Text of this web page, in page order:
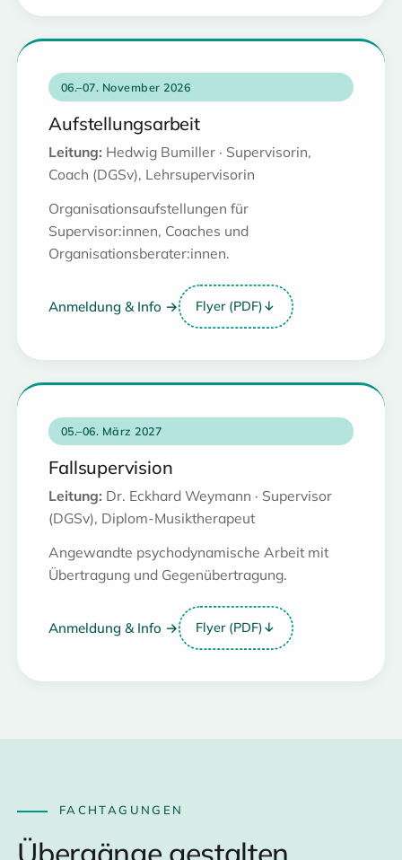
06.–07. November 2026
Aufstellungsarbeit
Leitung: Hedwig Bumiller · Supervisorin,
Coach (DGSv), Lehrsupervisorin
Organisationsaufstellungen für
Supervisor:innen, Coaches und
Organisationsberater:innen.
Anmeldung & Info → Flyer (PDF)↓
05.–06. März 2027
Fallsupervision
Leitung: Dr. Eckhard Weymann · Supervisor
(DGSv), Diplom-Musiktherapeut
Angewandte psychodynamische Arbeit mit
Übertragung und Gegenübertragung.
Anmeldung & Info → Flyer (PDF)↓
FACHTAGUNGEN
Übergänge gestalten